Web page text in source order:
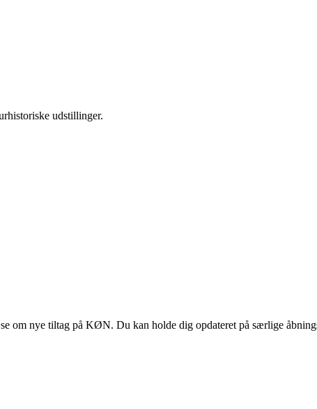
udstillinger.
om nye tiltag på KØN. Du kan holde dig opdateret på særlige